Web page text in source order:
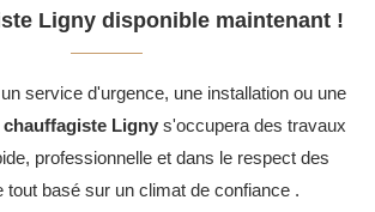
Ligny disponible maintenant !
service d'urgence, une installation ou une
chauffagiste Lignys'occupera des travaux
professionnelle et dans le respect des
tout basé sur un climat de confiance .